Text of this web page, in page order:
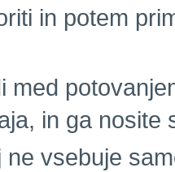
in potem
med
in ga
ne vsebuje